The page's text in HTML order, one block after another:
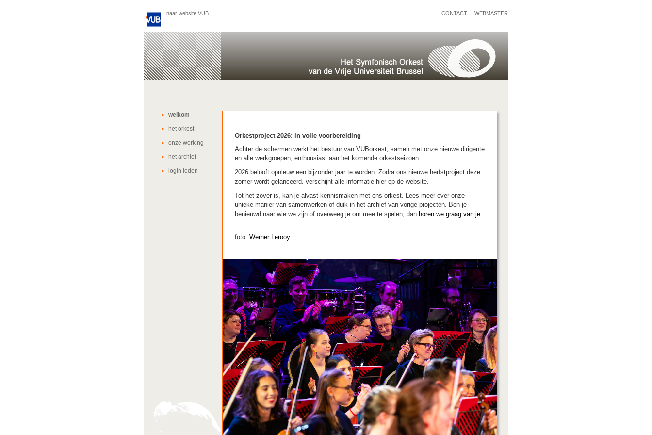
naar website VUB CONTACT WEBMASTER
welkom
het orkest
onze werking
het archief
login leden
Orkestproject 2026: in volle voorbereiding
Achter de schermen werkt het bestuur van VUBorkest, samen met onze nieuwe dirigente
en alle werkgroepen, enthousiast aan het komende orkestseizoen.
2026 belooft opnieuw een bijzonder jaar te worden. Zodra ons nieuwe herfstproject deze
zomer wordt gelanceerd, verschijnt alle informatie hier op de website.
Tot het zover is, kan je alvast kennismaken met ons orkest. Lees meer over onze
unieke manier van samenwerken of duik in het archief van vorige projecten. Ben je
benieuwd naar wie we zijn of overweeg je om mee te spelen, dan horen we graag van je .
foto: Werner Lerooy